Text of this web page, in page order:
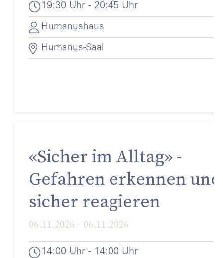
19:30 Uhr - 20:45 Uhr
Humanushaus
Humanus-Saal
«Sicher im Alltag» -
Gefahren erkennen und
sicher reagieren
06.11.2026 - 06.11.2026
14:00 Uhr - 14:00 Uhr